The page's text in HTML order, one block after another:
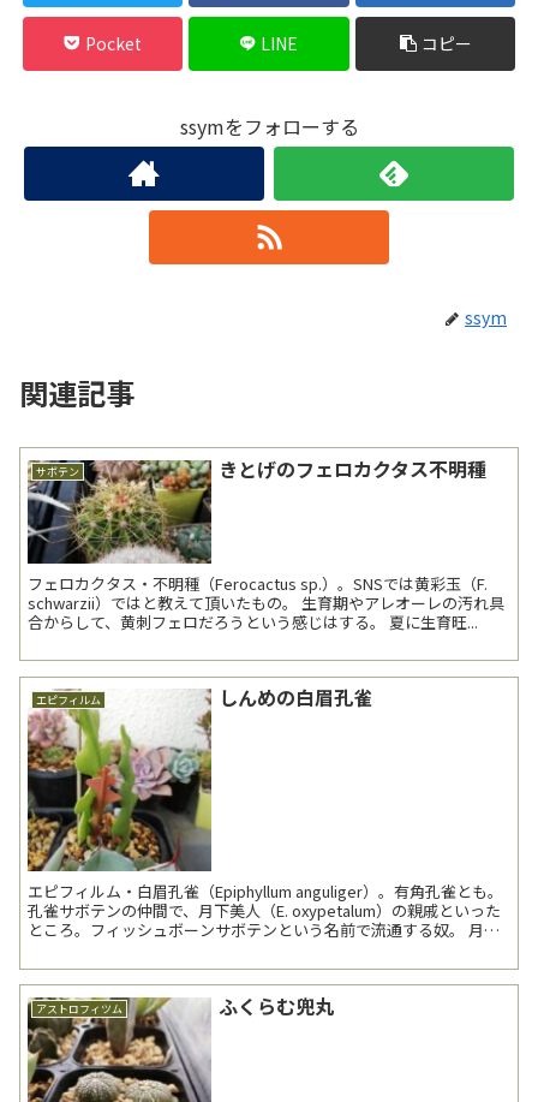
Pocket LINE コピー
ssymをフォローする
ssym
関連記事
サボテン きとげのフェロカクタス不明種
フェロカクタス・不明種（Ferocactus sp.）。SNSでは黄彩玉（F.
schwarzii）ではと教えて頂いたもの。 生育期やアレオーレの汚れ具
合からして、黄刺フェロだろうという感じはする。 夏に生育旺...
エピフィルム しんめの白眉孔雀
エピフィルム・白眉孔雀（Epiphyllum anguliger）。有角孔雀とも。
孔雀サボテンの仲間で、月下美人（E. oxypetalum）の親戚といった
ところ。フィッシュボーンサボテンという名前で流通する奴。 月下
アストロフィツム ふくらむ兜丸